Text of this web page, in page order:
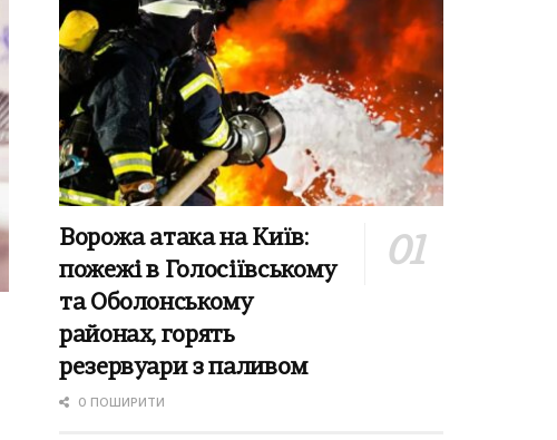
Ворожа атака на Київ:
пожежі в Голосіївському
та Оболонському
районах, горять
резервуари з паливом
0 ПОШИРИТИ